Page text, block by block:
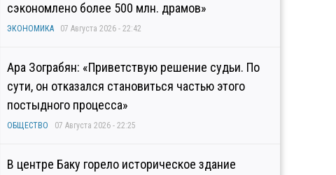
сэкономлено более 500 млн. драмов»
ЭКОНОМИКА 07 Августа 2026 - 22:42
Ара Зограбян: «Приветствую решение судьи. По
сути, он отказался становиться частью этого
постыдного процесса»
ОБЩЕСТВО 07 Августа 2026 - 22:25
В центре Баку горело историческое здание